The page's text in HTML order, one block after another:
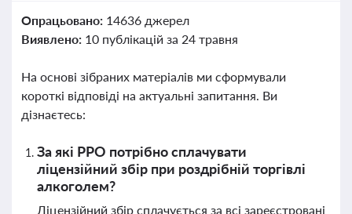
Опрацьовано: 14636 джерел
Виявлено: 10 публікацій за 24 травня
На основі зібраних матеріалів ми сформували
короткі відповіді на актуальні запитання. Ви
дізнаєтесь:
За які РРО потрібно сплачувати
ліцензійний збір при роздрібній торгівлі
алкоголем?
Ліцензійний збір сплачується за всі зареєстровані